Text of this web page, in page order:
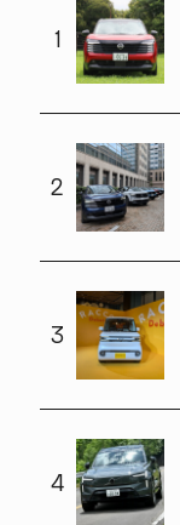
1
2
3
4